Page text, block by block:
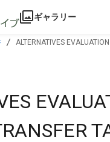
ギャラリー
ALTERNATIVES